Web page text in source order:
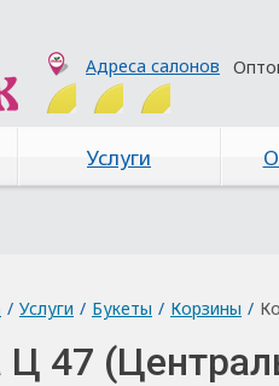
Адреса салонов
Услуги
/ Услуги / Букеты / Корзины /
Ц 47